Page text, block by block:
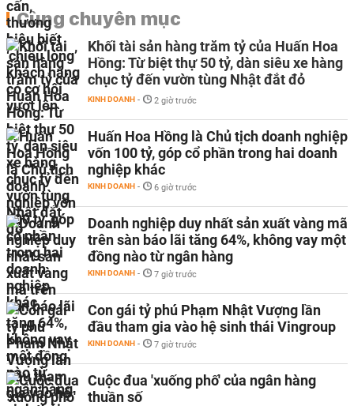
Cùng chuyên mục
Khối tài sản hàng trăm tỷ của Huấn Hoa
Hồng: Từ biệt thự 50 tỷ, dàn siêu xe hàng
chục tỷ đến vườn tùng Nhật đắt đỏ
KINH DOANH - 2 giờ trước
Huấn Hoa Hồng là Chủ tịch doanh nghiệp
vốn 100 tỷ, góp cổ phần trong hai doanh
nghiệp khác
KINH DOANH - 6 giờ trước
Doanh nghiệp duy nhất sản xuất vàng mã
trên sàn báo lãi tăng 64%, không vay một
đồng nào từ ngân hàng
KINH DOANH - 7 giờ trước
Con gái tỷ phú Phạm Nhật Vượng lần
đầu tham gia vào hệ sinh thái Vingroup
KINH DOANH - 7 giờ trước
Cuộc đua 'xuống phố' của ngân hàng
thuần số